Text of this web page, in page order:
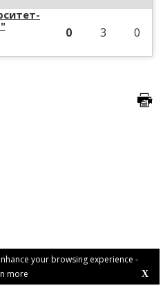
your browsing experience -
more
X
0 3 0